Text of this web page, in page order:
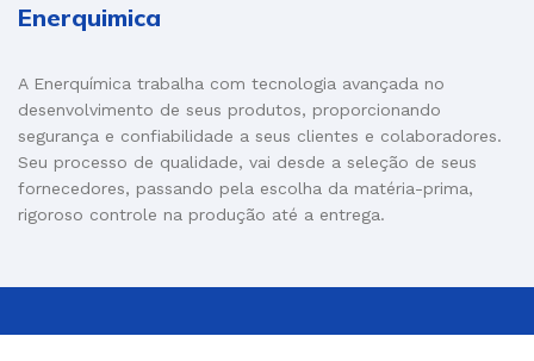
Enerquimica
A Enerquímica trabalha com tecnologia avançada no
desenvolvimento de seus produtos, proporcionando
segurança e confiabilidade a seus clientes e colaboradores.
Seu processo de qualidade, vai desde a seleção de seus
fornecedores, passando pela escolha da matéria-prima,
rigoroso controle na produção até a entrega.